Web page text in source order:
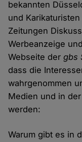
bekannten
und
Zeitungen
Werbeanzeige
Webseite dergbs
dass die
wahrgenommen
Medien und in
werden:
Warum gibt es in